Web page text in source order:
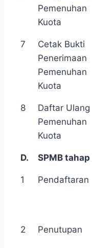
Pemenuhan
Kuota
7
Cetak Bukti
Penerimaan
Pemenuhan
Kuota
8
Daftar Ulang
Pemenuhan
Kuota
D. SPMB
1 Pendaftaran
2 Penutupan